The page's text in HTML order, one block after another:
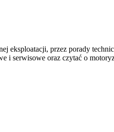
eksploatacji, przez porady
i serwisowe oraz czytać o